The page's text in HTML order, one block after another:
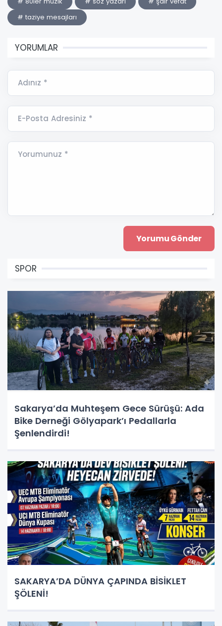
# taziye mesajları
YORUMLAR
Adınız *
E-Posta Adresiniz *
Yorumunuz *
SPOR
Sakarya’da Muhteşem Gece Sürüşü: Ada
Bike Derneği Gölyapark’ı Pedallarla
Şenlendirdi!
SAKARYA’DA DÜNYA ÇAPINDA BİSİKLET
ŞÖLENİ!